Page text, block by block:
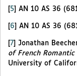
5 AN 10 AS 36
6 AN 10 AS 36
[7] Jonathan
of French Romantic
University of